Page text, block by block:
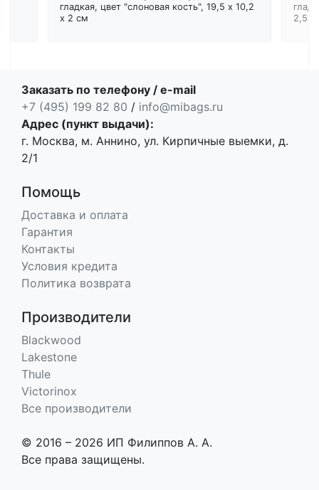
гладкая, цвет "слоновая кость", 19,5 x 10,2
x 2 см
2,5
Заказать по телефону / e-mail
+7 (495) 199 82 80 / info@mibags.ru
Адрес (пункт выдачи):
г. Москва, м. Аннино, ул. Кирпичные выемки, д.
2/1
Помощь
Доставка и оплата
Гарантия
Контакты
Условия кредита
Политика возврата
Производители
Blackwood
Lakestone
Thule
Victorinox
Все производители
© 2016 – 2026 ИП Филиппов А. А.
Все права защищены.